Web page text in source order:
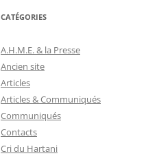
CATÉGORIES
A.H.M.E. & la Presse
Ancien site
Articles
Articles & Communiqués
Communiqués
Contacts
Cri du Hartani